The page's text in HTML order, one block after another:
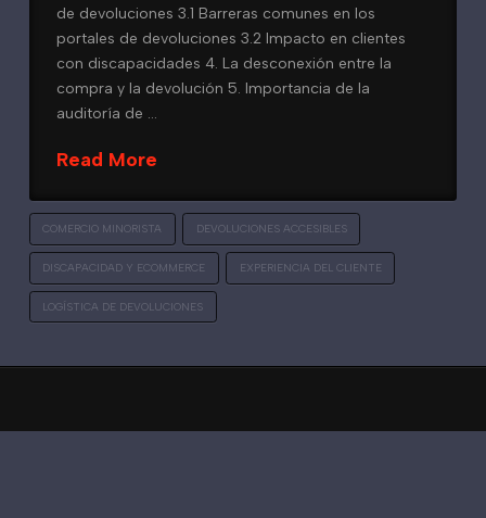
de devoluciones 3.1 Barreras comunes en los
portales de devoluciones 3.2 Impacto en clientes
con discapacidades 4. La desconexión entre la
compra y la devolución 5. Importancia de la
auditoría de …
Read More
COMERCIO MINORISTA DEVOLUCIONES ACCESIBLES
DISCAPACIDAD Y ECOMMERCE EXPERIENCIA DEL CLIENTE
LOGÍSTICA DE DEVOLUCIONES